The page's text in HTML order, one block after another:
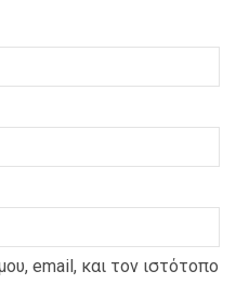
email, και τον ιστότοπο